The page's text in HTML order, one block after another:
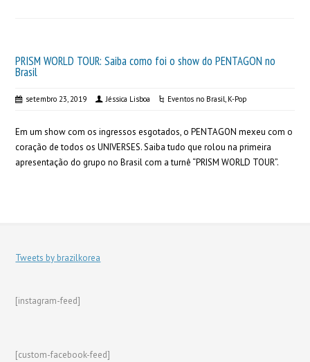
PRISM WORLD TOUR: Saiba como foi o show do PENTAGON no
Brasil
setembro 23, 2019 Jéssica Lisboa Eventos no Brasil, K-Pop
Em um show com os ingressos esgotados, o PENTAGON mexeu com o
coração de todos os UNIVERSES. Saiba tudo que rolou na primeira
apresentação do grupo no Brasil com a turnê “PRISM WORLD TOUR”.
Tweets by brazilkorea
[instagram-feed]
[custom-facebook-feed]